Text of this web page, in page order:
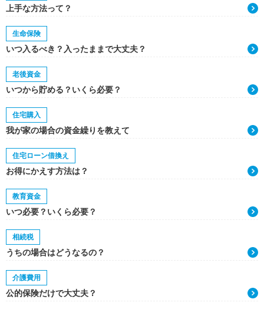
上手な方法って？
生命保険
いつ入るべき？入ったままで大丈夫？
老後資金
いつから貯める？いくら必要？
住宅購入
我が家の場合の資金繰りを教えて
住宅ローン借換え
お得にかえす方法は？
教育資金
いつ必要？いくら必要？
相続税
うちの場合はどうなるの？
介護費用
公的保険だけで大丈夫？